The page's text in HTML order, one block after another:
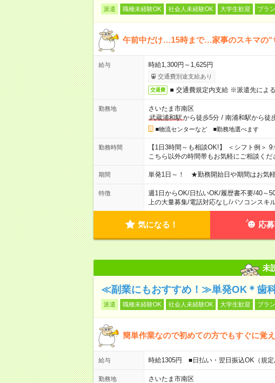
派遣 職種未経験OK 社会人未経験OK 大学生歓迎 ブラ
午前中だけ…15時まで…家事のスキマの“
給与 時給1,300円～1,625円
交通費別途支給あり
交通費 ■ 交通費規定内支給 ※派遣先による
勤務地
さいたま市南区
武蔵浦和駅から徒歩5分/ 南浦和駅から徒
■物流センターなど ■勤務地選べます
勤務時間
【1日3時間～も相談OK!】 ＜シフト例＞
こちら以外の時間帯もお気軽にご相談くだ
期間 単発1日～！ ★勤務開始日や期間はお気
特徴 週1日からOK/日払いOK/履歴書不要/40～
上の大量募集/電話対応なし/パソコンスキ
気になる！ 応
未
≪副業にもおすすめ！≫単発OK＊歯
派遣 職種未経験OK 社会人未経験OK 大学生歓迎 ブラ
簡単作業なので初めての方でもすぐに覚
給与 時給1305円 ■日払い・翌日振込OK（規
勤務地
さいたま市南区